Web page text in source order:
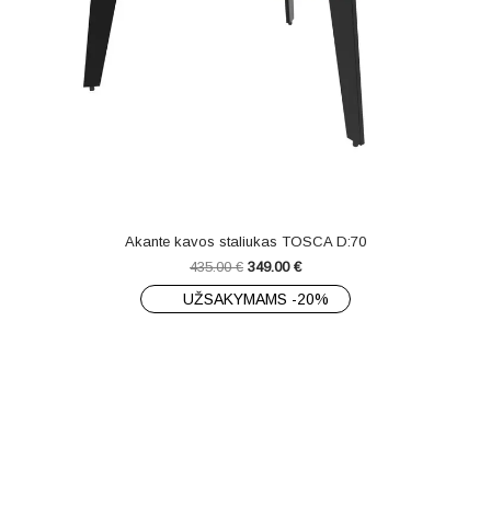
Akante kavos staliukas TOSCA D:70
435.00€ 349.00 €
UŽSAKYMAMS -20%